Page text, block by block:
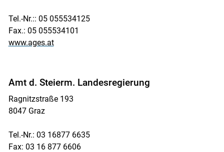
Tel.-Nr.:: 05 055534125
Fax.: 05 055534101
www.ages.at
Amt d. Steierm. Landesregierung
Ragnitzstraße 193
8047 Graz
Tel.-Nr.: 03 16877 6635
Fax: 03 16 877 6606